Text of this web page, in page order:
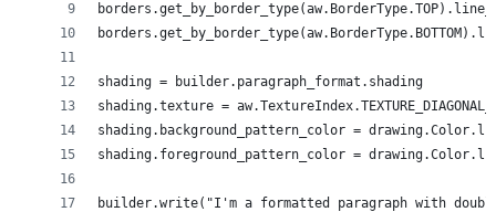
shading = builder.paragraph_format.shading
shading.texture =
shading.background_pattern_color =
shading.foreground_pattern_color =
builder.write("I'm a formatted paragraph with